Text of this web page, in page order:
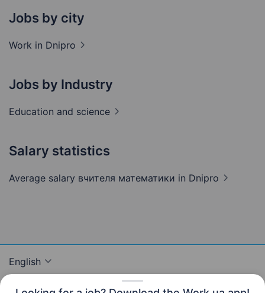
Jobs by city
Work in Dnipro
Jobs by Industry
Education and science
Salary statistics
Average salary вчителя математики in Dnipro
English